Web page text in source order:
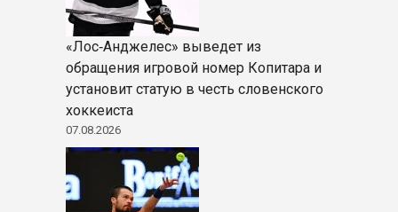
«Лос‑Анджелес» выведет из
обращения игровой номер Копитара и
установит статую в честь словенского
хоккеиста
07.08.2026